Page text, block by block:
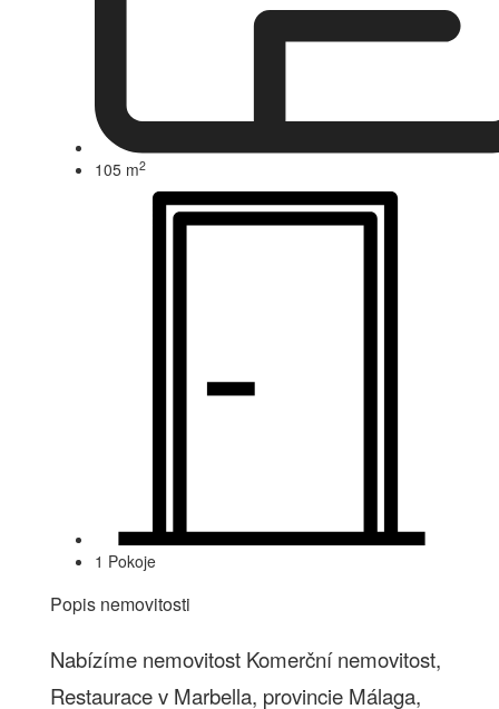
105 m2
1 Pokoje
Popis nemovitosti
Nabízíme nemovitost Komerční nemovitost,
Restaurace v Marbella, provincie Málaga,